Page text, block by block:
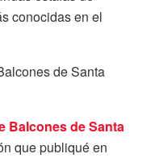
conocidas en el
de Santa
Balcones de Santa
que publiqué en